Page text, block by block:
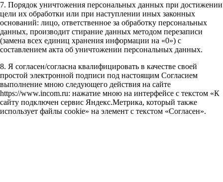
7. Порядок уничтожения персональных данных при достижении
цели их обработки или при наступлении иных законных
оснований: лицо, ответственное за обработку персональных
данных, производит стирание данных методом перезаписи
(замена всех единиц хранения информации на «0») с
составлением акта об уничтожении персональных данных.
8. Я согласен/согласна квалифицировать в качестве своей
простой электронной подписи под настоящим Согласием
выполнение мною следующего действия на сайте
https://www.incom.ru: нажатие мною на интерфейсе с текстом «К
сайту подключен сервис Яндекс.Метрика, который также
использует файлы cookie» на элемент с текстом «Согласен».